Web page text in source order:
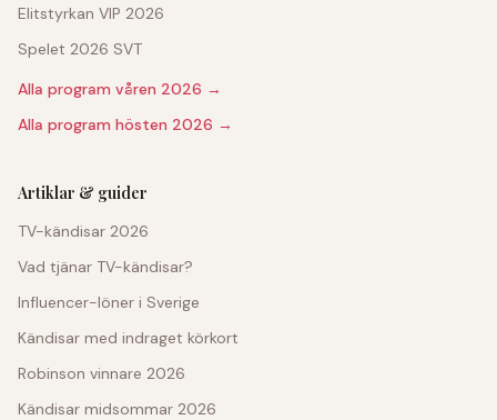
Elitstyrkan VIP 2026
Spelet 2026 SVT
Alla program våren 2026 →
Alla program hösten 2026 →
Artiklar & guider
TV-kändisar 2026
Vad tjänar TV-kändisar?
Influencer-löner i Sverige
Kändisar med indraget körkort
Robinson vinnare 2026
Kändisar midsommar 2026